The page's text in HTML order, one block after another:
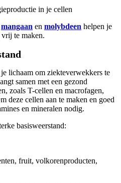
in je cellen
mangaan en molybdeen helpen je
te maken.
lichaam om ziekteverwekkers te
samen met een gezond
zoals T-cellen en macrofagen,
deze cellen aan te maken en goed
en mineralen nodig.
basisweerstand:
fruit, volkorenproducten,